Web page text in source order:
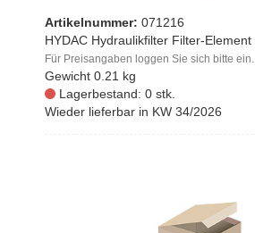
Artikelnummer: 071216
HYDAC Hydraulikfilter Filter-Element
Für Preisangaben loggen Sie sich bitte ein.
Gewicht 0.21 kg
Lagerbestand: 0 stk.
Wieder lieferbar in KW 34/2026